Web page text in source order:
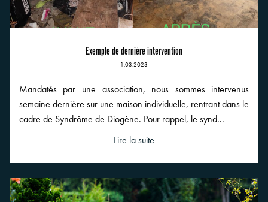
Exemple de dernière intervention
1.03.2023
Mandatés par une association, nous sommes intervenus
semaine dernière sur une maison individuelle, rentrant dans le
cadre de Syndrôme de Diogène. Pour rappel, le synd...
Lire la suite